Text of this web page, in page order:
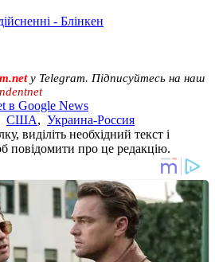
- Блінкен
у Telegram. Підписуйтесь на наш
в Google News
США, Украина-Россия
виділіть необхідний текст і
повідомити про це редакцію.